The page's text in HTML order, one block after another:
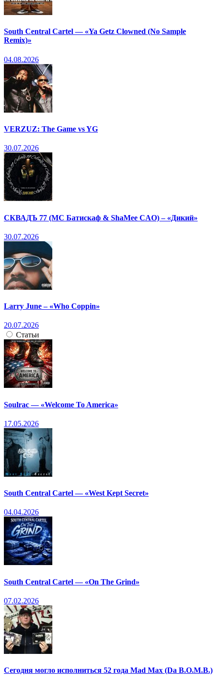
South Central Cartel — «Ya Getz Clowned (No Sample
Remix)»
04.08.2026
VERZUZ: The Game vs YG
30.07.2026
СКВАДЪ 77 (МС Батискаф & ShaMee CAO) – «Дикий»
30.07.2026
Larry June – «Who Coppin»
20.07.2026
Статьи
Soulrac — «Welcome To America»
17.05.2026
South Central Cartel — «West Kept Secret»
04.04.2026
South Central Cartel — «On The Grind»
07.02.2026
Сегодня могло исполниться 52 года Mad Max (Da B.O.M.B.)